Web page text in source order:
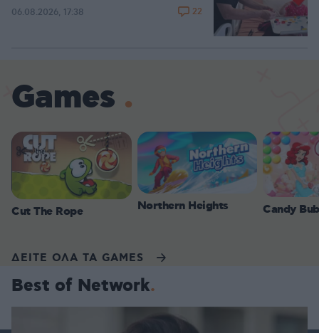
06.08.2026, 17:38 22
Games
Cut The Rope Northern Heights Candy
ΔΕΙΤΕ ΟΛΑ ΤΑ GAMES
Best of Network